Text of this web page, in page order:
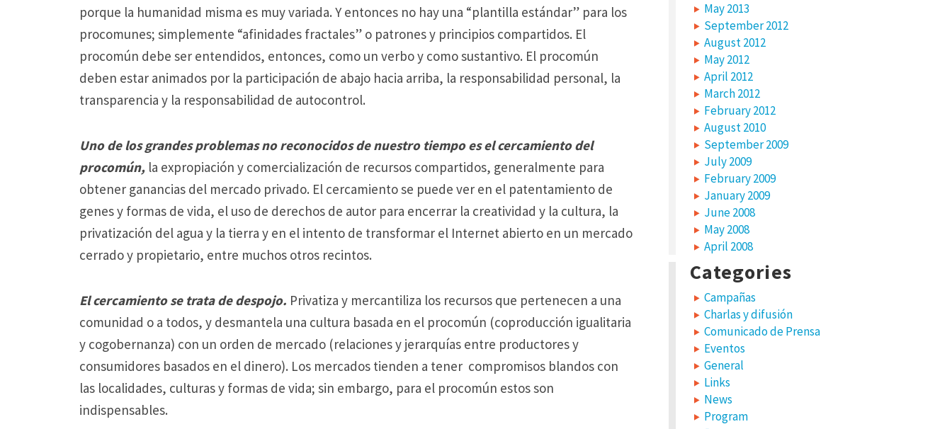
porque la humanidad misma es muy variada. Y entonces no hay una “plantilla estándar” para los
procomunes; simplemente “afinidades fractales” o patrones y principios compartidos. El
procomún debe ser entendidos, entonces, como un verbo y como sustantivo. El procomún
deben estar animados por la participación de abajo hacia arriba, la responsabilidad personal, la
transparencia y la responsabilidad de autocontrol.
Uno de los grandes problemas no reconocidos de nuestro tiempo es el cercamiento del
procomún, la expropiación y comercialización de recursos compartidos, generalmente para
obtener ganancias del mercado privado. El cercamiento se puede ver en el patentamiento de
genes y formas de vida, el uso de derechos de autor para encerrar la creatividad y la cultura, la
privatización del agua y la tierra y en el intento de transformar el Internet abierto en un mercado
cerrado y propietario, entre muchos otros recintos.
El cercamiento se trata de despojo. Privatiza y mercantiliza los recursos que pertenecen a una
comunidad o a todos, y desmantela una cultura basada en el procomún (coproducción igualitaria
y cogobernanza) con un orden de mercado (relaciones y jerarquías entre productores y
consumidores basados ​​en el dinero). Los mercados tienden a tener compromisos blandos con
las localidades, culturas y formas de vida; sin embargo, para el procomún estos son
indispensables.
May 2013
September 2012
August 2012
May 2012
April 2012
March 2012
February 2012
August 2010
September 2009
July 2009
February 2009
January 2009
June 2008
May 2008
April 2008
Categories
Campañas
Charlas y difusión
Comunicado de Prensa
Eventos
General
Links
News
Program